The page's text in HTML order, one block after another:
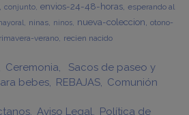
conjunto envios-24-48-horas esperando al
ninas ninos nueva-coleccion otono-
verano recien nacido
Ceremonia
Sacos de paseo y
bebes
REBAJAS Comunión
Aviso Legal Política de